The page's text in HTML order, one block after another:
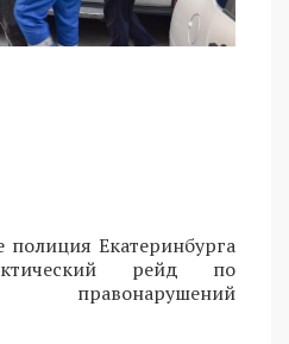
Екатеринбурга
рейд по
правонарушений